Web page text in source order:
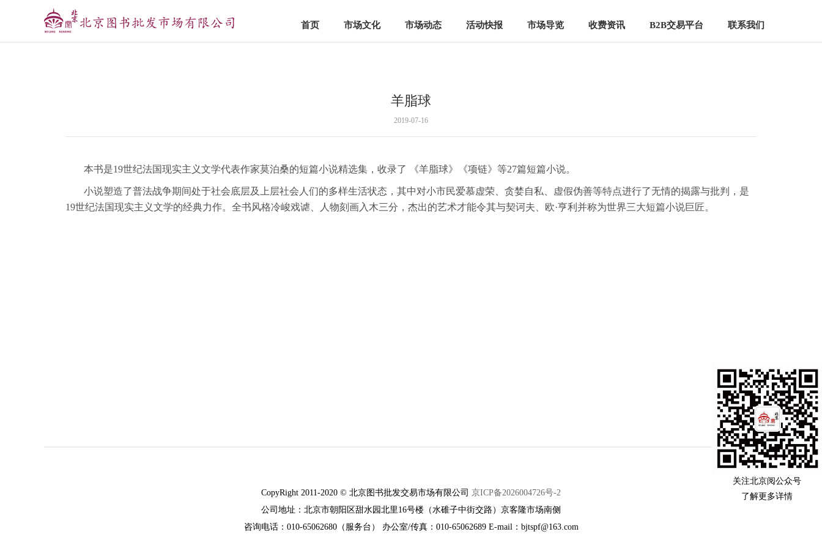
首页 市场文化 市场动态 活动快报 市场导览 收费资讯 B2B交易平台 联系我们
羊脂球
2019-07-16
本书是19世纪法国现实主义文学代表作家莫泊桑的短篇小说精选集，收录了 《羊脂球》《项链》等27篇短篇小说。
小说塑造了普法战争期间处于社会底层及上层社会人们的多样生活状态，其中对小市民爱慕虚荣、贪婪自私、虚假伪善等特点进行了无情的揭露与批判，是
19世纪法国现实主义文学的经典力作。全书风格冷峻戏谑、人物刻画入木三分，杰出的艺术才能令其与契诃夫、欧·亨利并称为世界三大短篇小说巨匠。
CopyRight 2011-2020 © 北京图书批发交易市场有限公司 京ICP备2026004726号-2
公司地址：北京市朝阳区甜水园北里16号楼（水碓子中街交路）京客隆市场南侧
咨询电话：010-65062680（服务台） 办公室/传真：010-65062689 E-mail：bjtspf@163.com
关注北京阅公众号
了解更多详情